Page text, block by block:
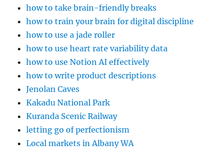
how to take brain-friendly breaks
how to train your brain for digital discipline
how to use a jade roller
how to use heart rate variability data
how to use Notion AI effectively
how to write product descriptions
Jenolan Caves
Kakadu National Park
Kuranda Scenic Railway
letting go of perfectionism
Local markets in Albany WA